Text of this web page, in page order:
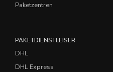
Paketzentren
PAKETDIENSTLEISER
DHL
DHL Express